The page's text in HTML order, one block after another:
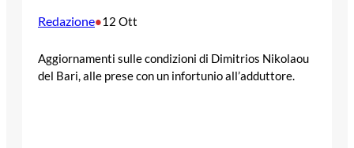
Redazione•12 Ott
Aggiornamenti sulle condizioni di Dimitrios Nikolaou
del Bari, alle prese con un infortunio all’adduttore.